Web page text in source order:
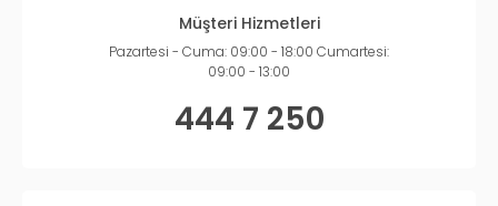
Müşteri Hizmetleri
Pazartesi - Cuma: 09:00 - 18:00 Cumartesi:
09:00 - 13:00
444 7 250